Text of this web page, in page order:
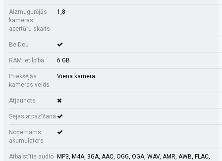
Aizmugurējās
kameras
apertūru skaits
1,8
BeiDou
RAM ietilpība 6 GB
Priekšējās
kameras veids
Viena kamera
Atjaunots
Sejas atpazīšana
Noņemams
akumulators
Atbalstītie audio
MP3, M4A, 3GA, AAC, OGG, OGA, WAV, AMR, AWB, FLAC,